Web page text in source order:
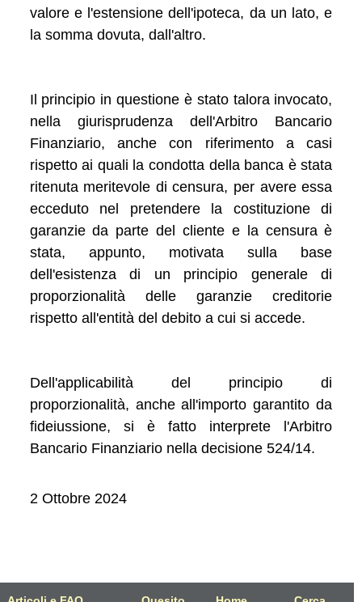
valore e l'estensione dell'ipoteca, da un lato, e
la somma dovuta, dall'altro.
Il principio in questione è stato talora invocato,
nella giurisprudenza dell'Arbitro Bancario
Finanziario, anche con riferimento a casi
rispetto ai quali la condotta della banca è stata
ritenuta meritevole di censura, per avere essa
ecceduto nel pretendere la costituzione di
garanzie da parte del cliente e la censura è
stata, appunto, motivata sulla base
dell'esistenza di un principio generale di
proporzionalità delle garanzie creditorie
rispetto all'entità del debito a cui si accede.
Dell'applicabilità del principio di
proporzionalità, anche all'importo garantito da
fideiussione, si è fatto interprete l'Arbitro
Bancario Finanziario nella decisione 524/14.
2 Ottobre 2024